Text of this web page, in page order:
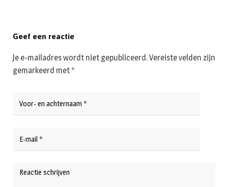
Geef een reactie
Je e-mailadres wordt niet gepubliceerd.Vereiste velden zijn
gemarkeerd met *